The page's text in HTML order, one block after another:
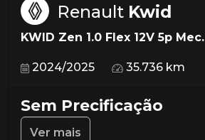
Renault Kwid
KWID Zen 1.0 Flex 12V 5p Mec.
2024/2025 35.736 km
Sem Precificação
Ver mais